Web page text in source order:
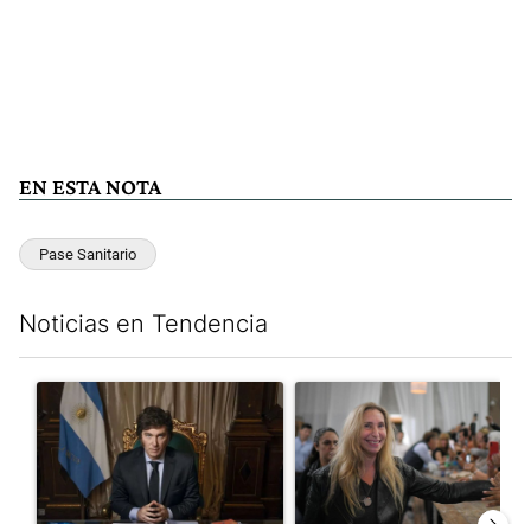
EN ESTA NOTA
Pase Sanitario
Noticias en Tendencia
Un artículo de tendencia con el título "Milei, listo para 'atajar'
Un artículo de tendencia